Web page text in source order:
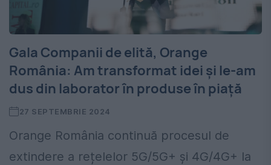
Gala Companii de elită, Orange
România: Am transformat idei și le-am
dus din laborator în produse în piață
27 SEPTEMBRIE 2024
Orange România continuă procesul de
extindere a rețelelor 5G/5G+ și 4G/4G+ la